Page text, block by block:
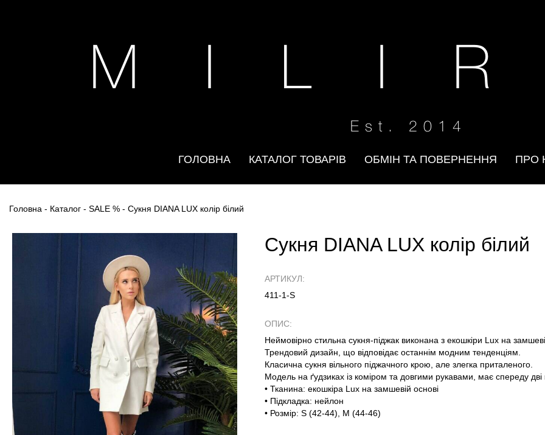
M I L I R
Est. 2014
ГОЛОВНА КАТАЛОГ ТОВАРІВ ОБМІН ТА ПОВЕРНЕННЯ ПРО
Головна - Каталог - SALE % - Сукня DIANA LUX колір білий
Сукня DIANA LUX колір білий
АРТИКУЛ:
411-1-S
ОПИС:
Неймовірно стильна сукня-піджак виконана з екошкіри Lux на
Трендовий дизайн, що відповідає останнім модним тенденціям.
Класична сукня вільного піджачного крою, але злегка приталеного.
Модель на ґудзиках із коміром та довгими рукавами, має спереду дві
• Тканина: екошкіра Lux на замшевій основі
• Підкладка: нейлон
• Розмір: S (42-44), M (44-46)